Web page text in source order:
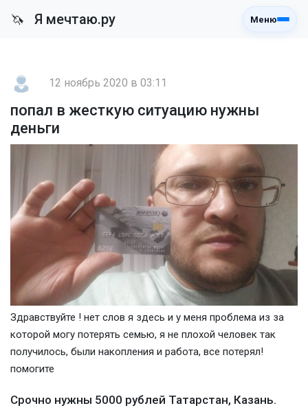
🦄 Я мечтаю.ру Меню
12 ноябрь 2020 в 03:11
попал в жесткую ситуацию нужны
деньги
Здравствуйте ! нет слов я здесь и у меня проблема из за
которой могу потерять семью, я не плохой человек так
получилось, были накопления и работа, все потерял!
помогите
Срочно нужны 5000 рублей Татарстан, Казань.